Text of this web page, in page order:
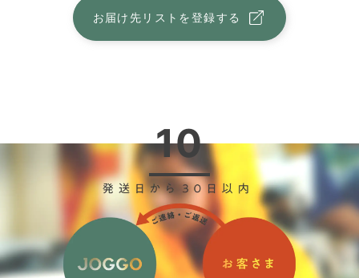
お届け先リストを登録する
10